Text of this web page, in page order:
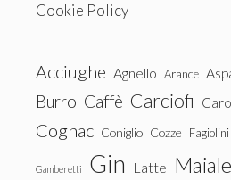
Cookie Policy
Acciughe Agnello Arance
Burro Caffè Carciofi
Cognac Coniglio Cozze Fagiolini
Gamberetti Gin Latte Maiale